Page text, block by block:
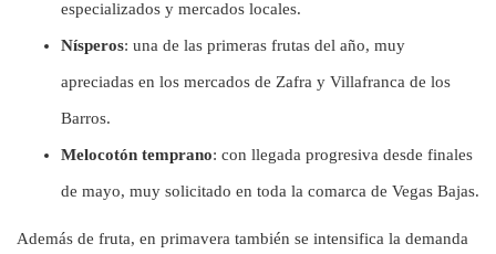
especializados y mercados locales.
Nísperos: una de las primeras frutas del año, muy
apreciadas en los mercados de Zafra y Villafranca de los
Barros.
Melocotón temprano: con llegada progresiva desde finales
de mayo, muy solicitado en toda la comarca de Vegas Bajas.
Además de fruta, en primavera también se intensifica la demanda